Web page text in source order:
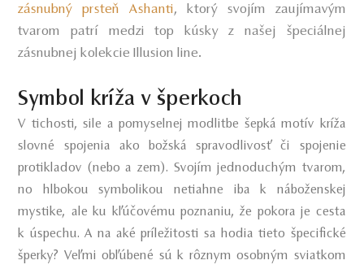
zásnubný prsteň Ashanti, ktorý svojím zaujímavým
tvarom patrí medzi top kúsky z našej špeciálnej
zásnubnej kolekcie Illusion line.
Symbol kríža v šperkoch
V tichosti, sile a pomyselnej modlitbe šepká motív kríža
slovné spojenia ako božská spravodlivosť či spojenie
protikladov (nebo a zem). Svojím jednoduchým tvarom,
no hlbokou symbolikou netiahne iba k náboženskej
mystike, ale ku kľúčovému poznaniu, že pokora je cesta
k úspechu. A na aké príležitosti sa hodia tieto špecifické
šperky? Veľmi obľúbené sú k rôznym osobným sviatkom